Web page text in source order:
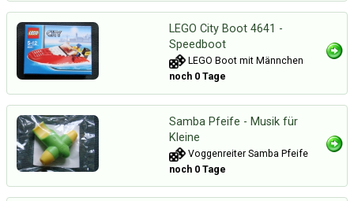
LEGO City Boot 4641 -
Speedboot
LEGO Boot mit Männchen
noch 0 Tage
Samba Pfeife - Musik für
Kleine
Voggenreiter Samba Pfeife
noch 0 Tage